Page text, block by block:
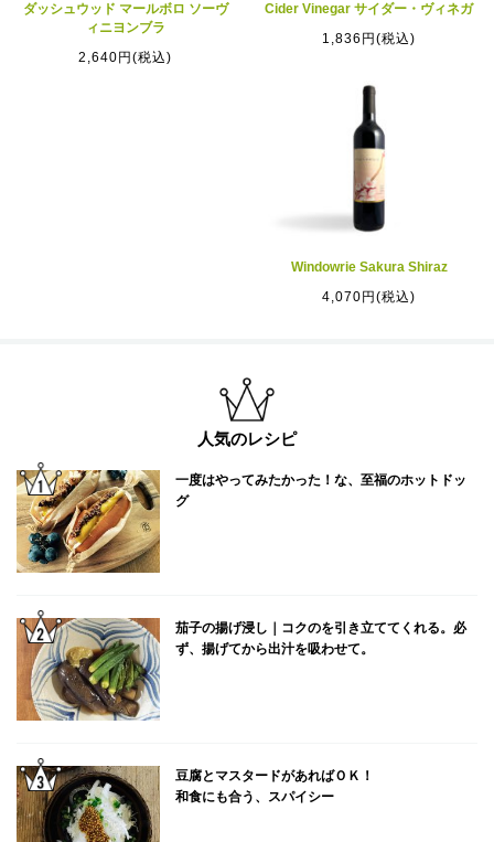
ダッシュウッド マールボロ ソーヴ
ィニヨンブラ
2,640円(税込)
Cider Vinegar サイダー・ヴィネガ
1,836円(税込)
Windowrie Sakura Shiraz
4,070円(税込)
人気のレシピ
一度はやってみたかった！な、至福のホットドッ
グ
茄子の揚げ浸し｜コクのを引き立ててくれる。必
ず、揚げてから出汁を吸わせて。
豆腐とマスタードがあればＯＫ！
和食にも合う、スパイシー